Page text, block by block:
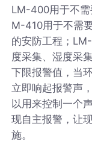
LM-400用于不
M-410用于不需
的安防工程；
度采集、湿度采
下限报警值，当
立即响起报警声
以用来控制一个
现自主报警，让
施。